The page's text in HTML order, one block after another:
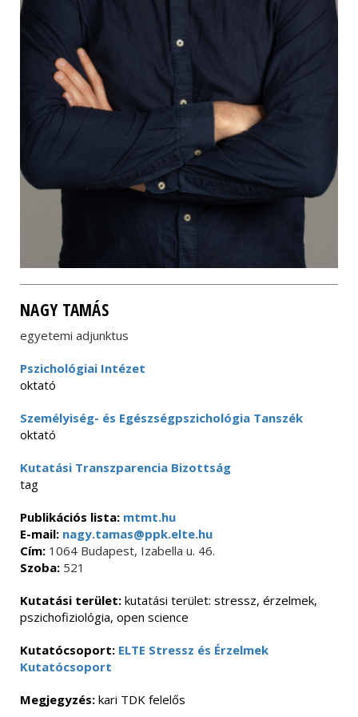
NAGY TAMÁS
egyetemi adjunktus
Pszichológiai Intézet
oktató
Személyiség- és Egészségpszichológia Tanszék
oktató
Kutatási Transzparencia Bizottság
tag
Publikációs lista: mtmt.hu
E-mail: nagy.tamas@ppk.elte.hu
Cím: 1064 Budapest, Izabella u. 46.
Szoba: 521
Kutatási terület: kutatási terület: stressz, érzelmek,
pszichofiziológia, open science
Kutatócsoport: ELTE Stressz és Érzelmek
Kutatócsoport
Megjegyzés: kari TDK felelős